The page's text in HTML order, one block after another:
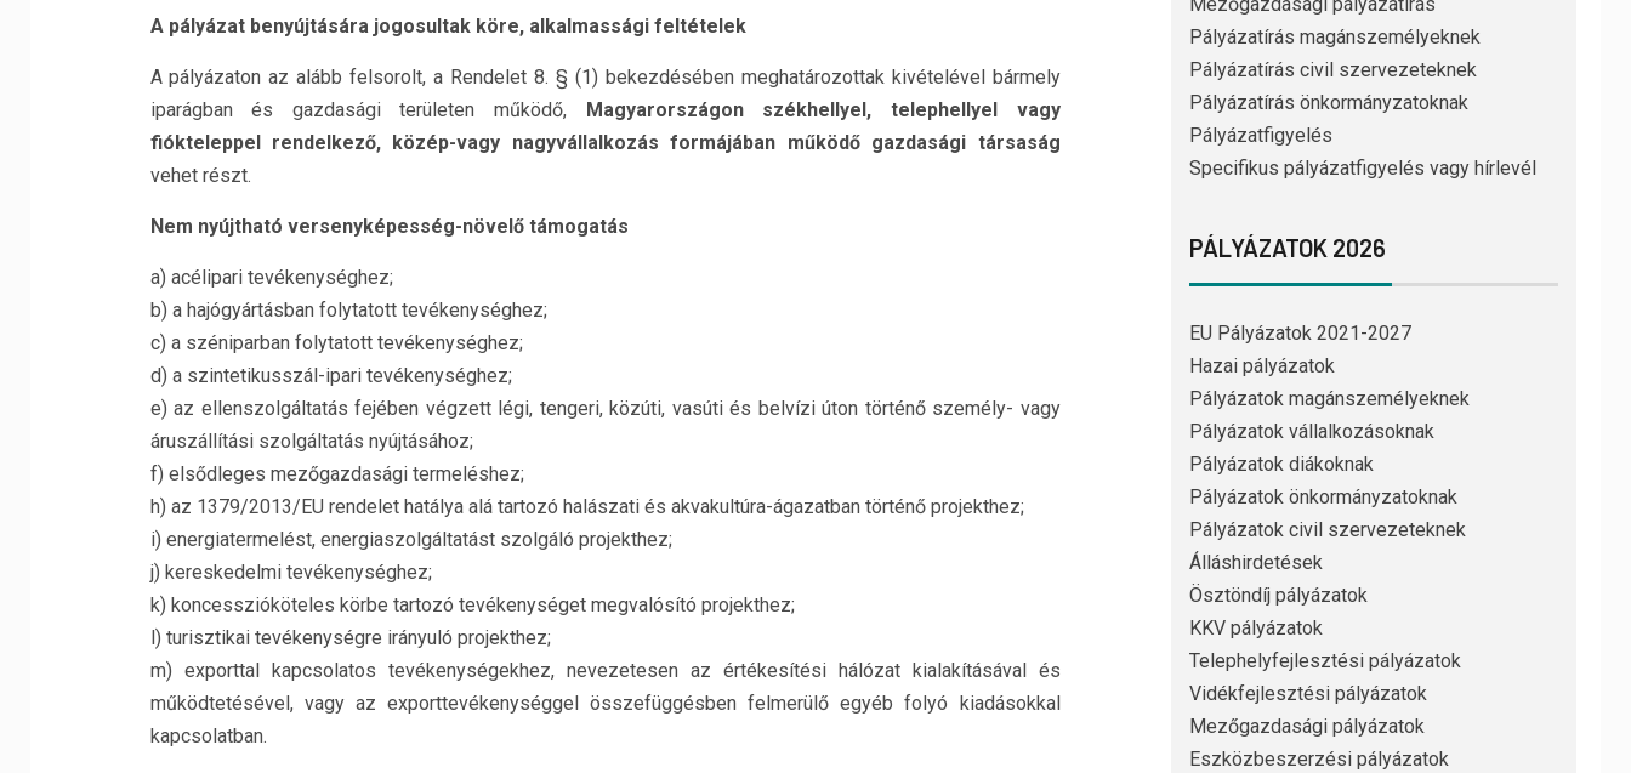
A pályázat benyújtására jogosultak köre, alkalmassági feltételek
A pályázaton az alább felsorolt, a Rendelet 8. § (1) bekezdésében meghatározottak kivételével bármely
iparágban és gazdasági területen működő, Magyarországon székhellyel, telephellyel vagy
fiókteleppel rendelkező, közép-vagy nagyvállalkozás formájában működő gazdasági társaság
vehet részt.
Nem nyújtható versenyképesség-növelő támogatás
a) acélipari tevékenységhez;
b) a hajógyártásban folytatott tevékenységhez;
c) a széniparban folytatott tevékenységhez;
d) a szintetikusszál-ipari tevékenységhez;
e) az ellenszolgáltatás fejében végzett légi, tengeri, közúti, vasúti és belvízi úton történő személy- vagy
áruszállítási szolgáltatás nyújtásához;
f) elsődleges mezőgazdasági termeléshez;
h) az 1379/2013/EU rendelet hatálya alá tartozó halászati és akvakultúra-ágazatban történő projekthez;
i) energiatermelést, energiaszolgáltatást szolgáló projekthez;
j) kereskedelmi tevékenységhez;
k) koncesszióköteles körbe tartozó tevékenységet megvalósító projekthez;
l) turisztikai tevékenységre irányuló projekthez;
m) exporttal kapcsolatos tevékenységekhez, nevezetesen az értékesítési hálózat kialakításával és
működtetésével, vagy az exporttevékenységgel összefüggésben felmerülő egyéb folyó kiadásokkal
kapcsolatban.
Pályázatírás magánszemélyeknek
Pályázatírás civil szervezeteknek
Pályázatírás önkormányzatoknak
Pályázatfigyelés
Specifikus pályázatfigyelés vagy hírlevél
PÁLYÁZATOK 2026
EU Pályázatok 2021-2027
Hazai pályázatok
Pályázatok magánszemélyeknek
Pályázatok vállalkozásoknak
Pályázatok diákoknak
Pályázatok önkormányzatoknak
Pályázatok civil szervezeteknek
Álláshirdetések
Ösztöndíj pályázatok
KKV pályázatok
Telephelyfejlesztési pályázatok
Vidékfejlesztési pályázatok
Mezőgazdasági pályázatok
Eszközbeszerzési pályázatok